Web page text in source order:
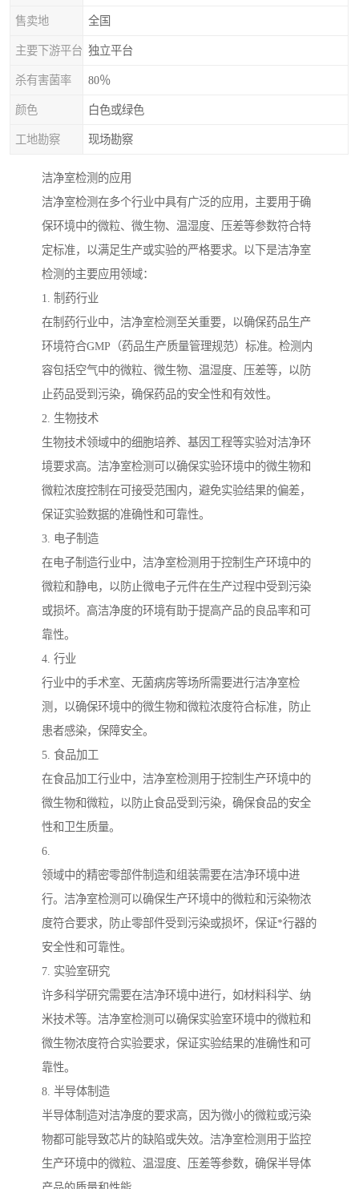
售卖地 全国
主要下游平台 独立平台
杀有害菌率 80％
颜色 白色或绿色
工地勘察 现场勘察
洁净室检测的应用
洁净室检测在多个行业中具有广泛的应用，主要用于确
保环境中的微粒、微生物、温湿度、压差等参数符合特
定标准，以满足生产或实验的严格要求。以下是洁净室
检测的主要应用领域：
1. 制药行业
在制药行业中，洁净室检测至关重要，以确保药品生产
环境符合GMP（药品生产质量管理规范）标准。检测内
容包括空气中的微粒、微生物、温湿度、压差等，以防
止药品受到污染，确保药品的安全性和有效性。
2. 生物技术
生物技术领域中的细胞培养、基因工程等实验对洁净环
境要求高。洁净室检测可以确保实验环境中的微生物和
微粒浓度控制在可接受范围内，避免实验结果的偏差，
保证实验数据的准确性和可靠性。
3. 电子制造
在电子制造行业中，洁净室检测用于控制生产环境中的
微粒和静电，以防止微电子元件在生产过程中受到污染
或损坏。高洁净度的环境有助于提高产品的良品率和可
靠性。
4. 行业
行业中的手术室、无菌病房等场所需要进行洁净室检
测，以确保环境中的微生物和微粒浓度符合标准，防止
患者感染，保障安全。
5. 食品加工
在食品加工行业中，洁净室检测用于控制生产环境中的
微生物和微粒，以防止食品受到污染，确保食品的安全
性和卫生质量。
6.
领域中的精密零部件制造和组装需要在洁净环境中进
行。洁净室检测可以确保生产环境中的微粒和污染物浓
度符合要求，防止零部件受到污染或损坏，保证*行器的
安全性和可靠性。
7. 实验室研究
许多科学研究需要在洁净环境中进行，如材料科学、纳
米技术等。洁净室检测可以确保实验室环境中的微粒和
微生物浓度符合实验要求，保证实验结果的准确性和可
靠性。
8. 半导体制造
半导体制造对洁净度的要求高，因为微小的微粒或污染
物都可能导致芯片的缺陷或失效。洁净室检测用于监控
生产环境中的微粒、温湿度、压差等参数，确保半导体